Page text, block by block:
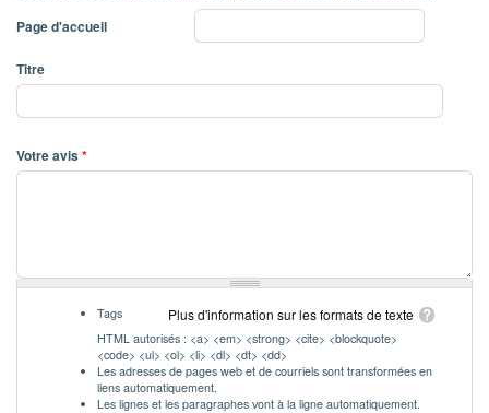
Page d'accueil
Titre
Votre avis*
Plus d'information sur les formats de texte
Tags
HTML autorisés : <a> <em> <strong> <cite> <blockquote>
<code> <ul> <ol> <li> <dl> <dt> <dd>
Les adresses de pages web et de courriels sont transformées en
liens automatiquement.
Les lignes et les paragraphes vont à la ligne automatiquement.